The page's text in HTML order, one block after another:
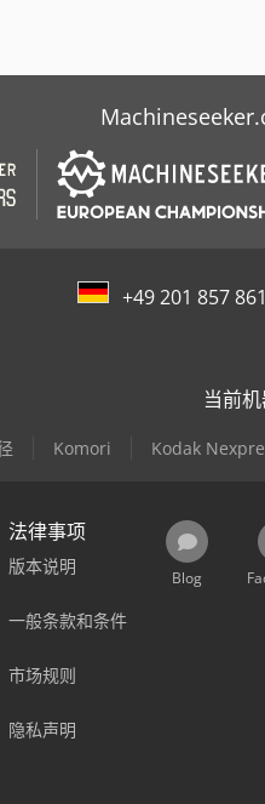
+49 201 857
当前机
Komori Kodak
法律事项
版本说明
一般条款和条件
市场规则
隐私声明
Blog